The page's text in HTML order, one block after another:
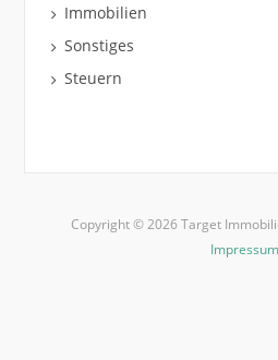
Immobilien
Sonstiges
Steuern
Copyright © 2026 Target
Impressum